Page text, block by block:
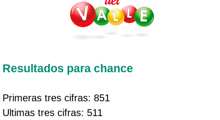
Resultados para chance
Primeras tres cifras: 851
Ultimas tres cifras: 511